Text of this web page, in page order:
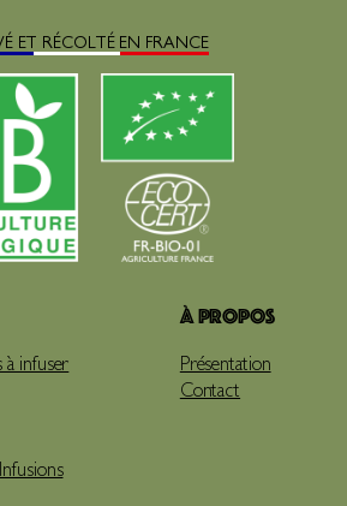
ET RÉCOLTÉ EN FRANCE
à infuser
À propos
Présentation
Contact